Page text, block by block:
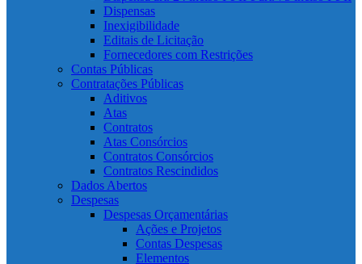
Dispensas
Inexigibilidade
Editais de Licitação
Fornecedores com Restrições
Contas Públicas
Contratações Públicas
Aditivos
Atas
Contratos
Atas Consórcios
Contratos Consórcios
Contratos Rescindidos
Dados Abertos
Despesas
Despesas Orçamentárias
Ações e Projetos
Contas Despesas
Elementos